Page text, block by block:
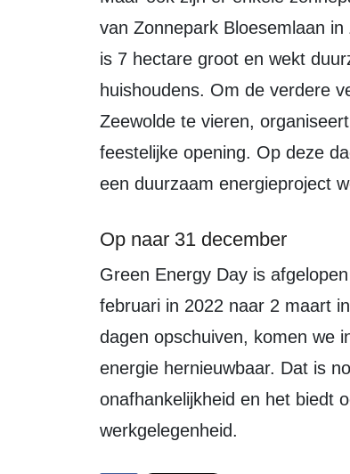
van Zonnepark Bloesemlaan
is 7 hectare groot en wekt
huishoudens. Om de verdere
Zeewolde te vieren,
feestelijke opening. Op deze
een duurzaam energieproject
Op naar 31 december
Green Energy Day is afgelopen jaar landelijk negen dagen opgeschoven, van 21
februari in 2022 naar 2 maart
dagen opschuiven, komen we
energie hernieuwbaar. Dat is
onafhankelijkheid en het biedt
werkgelegenheid.